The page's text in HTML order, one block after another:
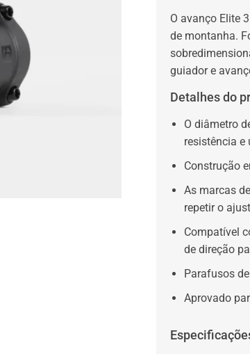
O avanço Elite
de montanha.
guiador e
Detalhes do
O diâmetro
resistência
Construção
As marcas
repetir o
Compatível
de direção
Parafusos
Aprovado